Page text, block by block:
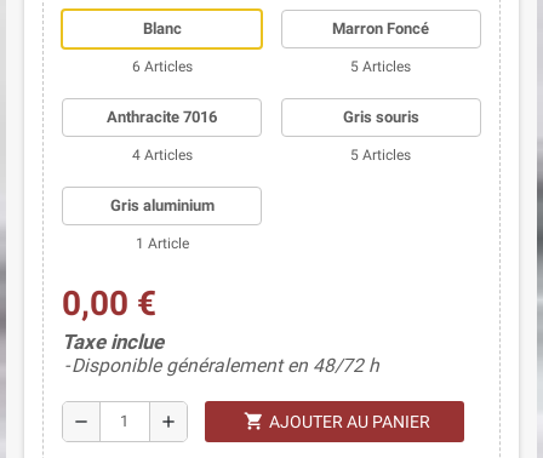
(3 avis)
Blanc
6 Articles
Marron Foncé
5 Articles
Anthracite 7016
4 Articles
Gris souris
5 Articles
Gris aluminium
1 Article
0,00 €
Taxe inclue
Disponible généralement en 48/72 h
remove add shopping_cart AJOUTER AU PANIER